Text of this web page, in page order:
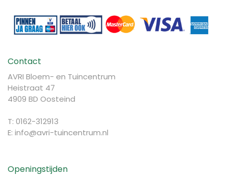
Contact
AVRI Bloem- en Tuincentrum
Heistraat 47
4909 BD Oosteind
T: 0162-312913
E: info@avri-tuincentrum.nl
Openingstijden